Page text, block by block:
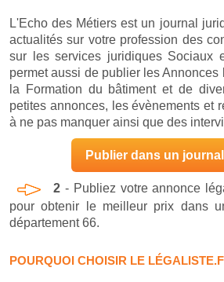
L'Echo des Métiers est un journal
actualités sur votre profession des
sur les services juridiques Sociaux
permet aussi de publier les Annonces
la Formation du bâtiment et de
petites annonces, les évènements et
à ne pas manquer ainsi que des
Publier dans un
2- Publiez votre annonce
pour obtenir le meilleur prix dans
département 66.
POURQUOI CHOISIR LE